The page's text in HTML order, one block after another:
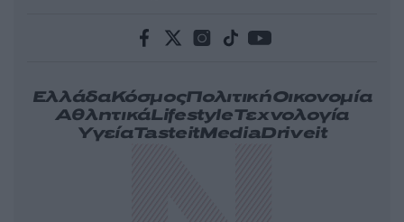
ΕλλάδαΚόσμοςΠολιτικήΟικονομία
ΑθλητικάLifestyleΤεχνολογία
ΥγείαTasteitMediaDriveit